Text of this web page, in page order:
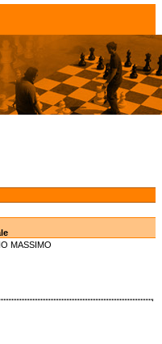
MASSIMO